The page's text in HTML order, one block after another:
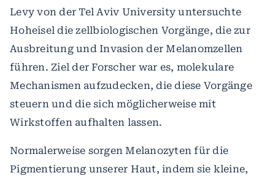
Levy von der Tel Aviv University untersuchte
Hoheisel die zellbiologischen Vorgänge, die zur
Ausbreitung und Invasion der Melanomzellen
führen. Ziel der Forscher war es, molekulare
Mechanismen aufzudecken, die diese Vorgänge
steuern und die sich möglicherweise mit
Wirkstoffen aufhalten lassen.
Normalerweise sorgen Melanozyten für die
Pigmentierung unserer Haut, indem sie kleine,